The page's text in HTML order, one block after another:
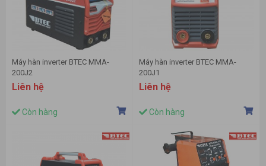
Máy hàn inverter BTEC MMA-
200J2
Liên hệ
Còn hàng
Máy hàn inverter BTEC MMA-
200J1
Liên hệ
Còn hàng